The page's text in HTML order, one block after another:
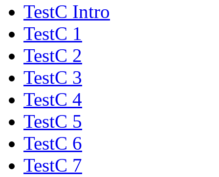
TestC Intro
TestC 1
TestC 2
TestC 3
TestC 4
TestC 5
TestC 6
TestC 7